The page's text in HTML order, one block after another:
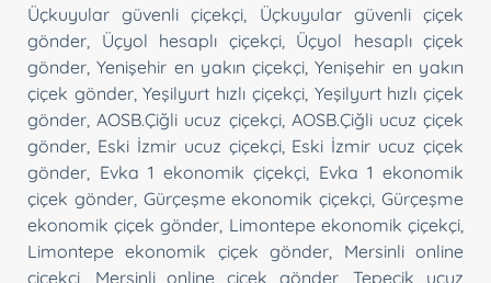
Üçkuyular güvenli çiçekçi, Üçkuyular güvenli çiçek
gönder, Üçyol hesaplı çiçekçi, Üçyol hesaplı çiçek
gönder,Yenişehir en yakın çiçekçi,Yenişehir en yakın
çiçek gönder,Yeşilyurt hızlı çiçekçi, Yeşilyurt hızlı çiçek
gönder,AOSB.Çiğli ucuz çiçekçi, AOSB.Çiğli ucuz çiçek
gönder, Eski İzmir ucuz çiçekçi, Eski İzmir ucuz çiçek
gönder, Evka 1 ekonomik çiçekçi, Evka 1 ekonomik
çiçek gönder, Gürçeşme ekonomik çiçekçi,Gürçeşme
ekonomik çiçek gönder, Limontepe ekonomik çiçekçi,
Limontepe ekonomik çiçek gönder, Mersinli online
çiçekçi
Mersinli online çiçek gönder,Tepecik ucuz